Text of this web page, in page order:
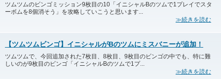
ツムツムのビンゴミッション9枚目の10「イニシャルBのツムで1プレイでスタ
ーボムを8個消そう」を攻略していこうと思います...
≫続きを読む
【ツムツムビンゴ】イニシャルがBのツムにミスバニーが追加！
ツムツムで、今回追加された7枚目、8枚目、9枚目のビンゴの中でも、特に難
しいのが9枚目のビンゴ「イニシャルBのツムで1プ...
≫続きを読む